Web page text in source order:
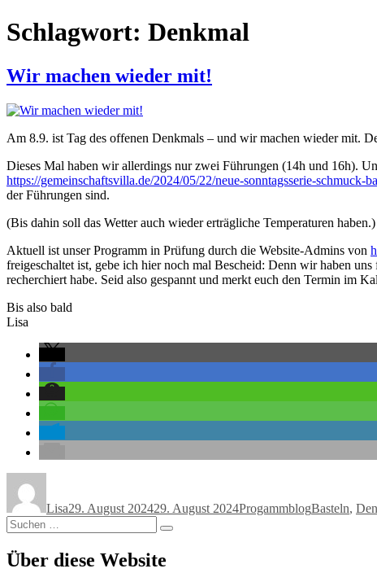
Schlagwort: Denkmal
Wir machen wieder mit!
Am 8.9. ist Tag des offenen Denkmals – und wir machen wieder mit.
Dieses Mal haben wir allerdings nur zwei Führungen (14h und 16h).
https://gemeinschaftsvilla.de/2024/05/22/neue-sonntagsserie-schmuck-
der Führungen sind.
(Bis dahin soll das Wetter auch wieder erträgliche Temperaturen haben.)
Aktuell ist unser Programm in Prüfung durch die Website-Admins von
freigeschaltet ist, gebe ich hier noch mal Bescheid: Denn wir haben
recherchiert habe. Seid also gespannt und merkt euch den Termin im
Bis also bald
Lisa
Lisa29. August 202429. August 2024ProgammblogBasteln,
Suchen
nach:
Suchen
Über diese Website